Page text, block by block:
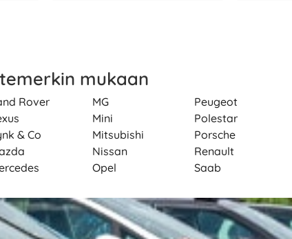
mukaan
Rover
& Co
MG
Mini
Mitsubishi
Nissan
Opel
Peugeot
Polestar
Porsche
Renault
Saab